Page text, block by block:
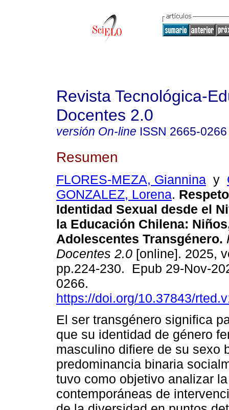
Revista Tecnológica-
Docentes 2.0
versión On-line ISSN 2665-0266
Resumen
FLORES-MEZA, Giannina y
GONZALEZ, Lorena.
Identidad Sexual desde el
la Educación Chilena:
Adolescentes Transgénero.
Docentes 2.0 [online]. 2025,
pp.224-230. Epub 29-Nov-
0266.
https://doi.org/10.37843/
El ser transgénero significa
que su identidad de género
masculino difiere de su sexo
predominancia binaria
tuvo como objetivo analizar
contemporáneas de